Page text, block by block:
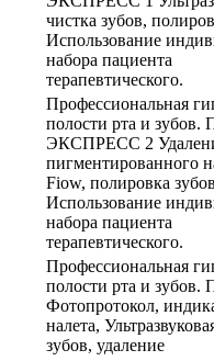
чистка зубов,
Использование
набора пациента
терапевтического.
Профессиональная
полости рта и зубов.
ЭКСПРЕСС 2
пигментированного
Fiow, полировка
Использование
набора пациента
терапевтического.
Профессиональная
полости рта и зубов.
Фотопротокол,
налета,
зубов, удаление